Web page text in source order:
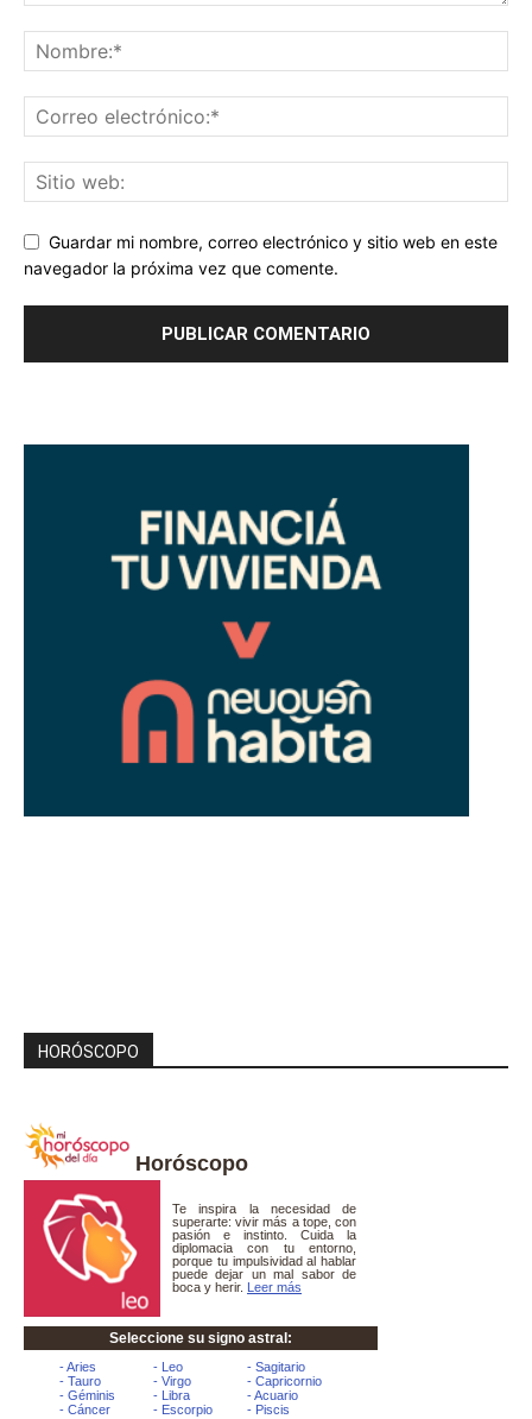
Guardar mi nombre, correo electrónico y sitio web en este
navegador la próxima vez que comente.
HORÓSCOPO
Horóscopo